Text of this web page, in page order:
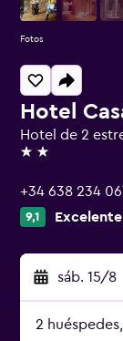
Hotel
Hotel de 2
2 estrellas
+34 638 234
9,1 Excelente
sáb. 15/8
2
Fotos